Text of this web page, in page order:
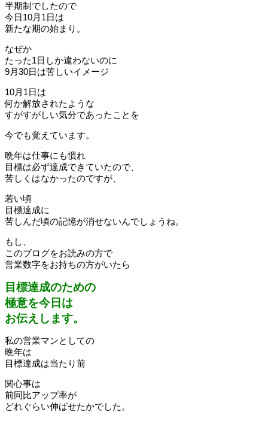
半期制でしたので
今日10月1日は
新たな期の始まり。
なぜか
たった1日しか違わないのに
9月30日は苦しいイメージ
10月1日は
何か解放されたような
すがすがしい気分であったことを
今でも覚えています。
晩年は仕事にも慣れ
目標は必ず達成できていたので、
苦しくはなかったのですが、
若い頃
目標達成に
苦しんだ頃の記憶が消せないんでしょうね。
もし、
このブログをお読みの方で
営業数字をお持ちの方がいたら
目標達成のための
極意を今日は
お伝えします。
私の営業マンとしての
晩年は
目標達成は当たり前
関心事は
前同比アップ率が
どれぐらい伸ばせたかでした。